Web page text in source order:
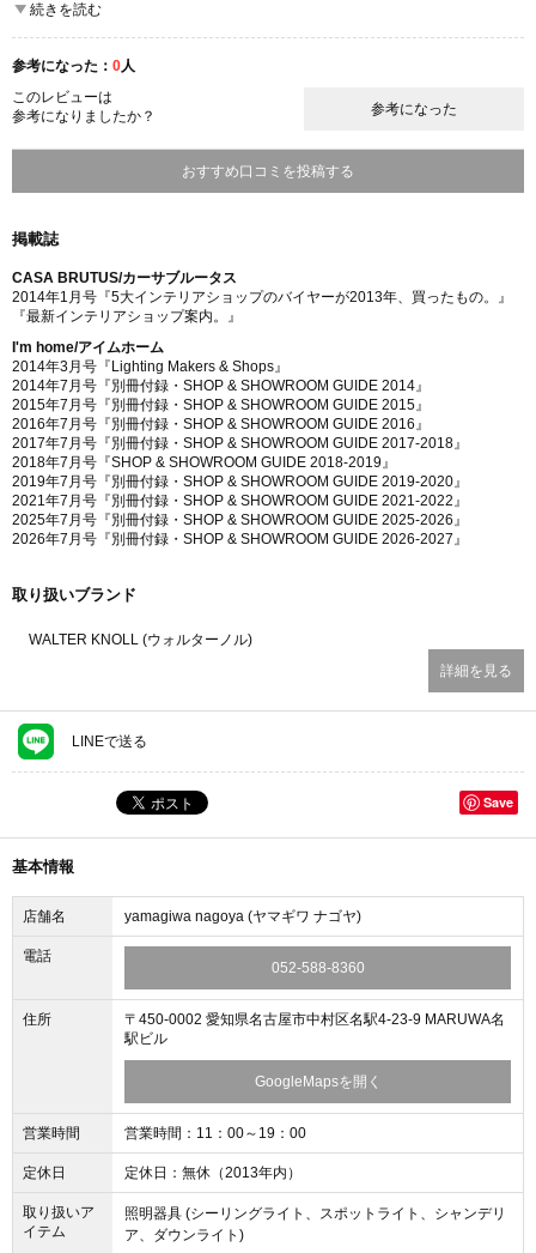
店内はさすが専門店だけあり、高級なものからモダンなものまで様々な
ここが良かった
品揃え
商品の質 雰囲気
続きを読む
参考になった： 0人
このレビューは
参考になりましたか？
参考になった
おすすめ口コミを投稿する
掲載誌
CASA BRUTUS/カーサブルータス
2014年1月号『5大インテリアショップのバイヤーが2013年、買ったもの。』
『最新インテリアショップ案内。』
I'm home/アイムホーム
2014年3月号『Lighting Makers & Shops』
2014年7月号『別冊付録・SHOP & SHOWROOM GUIDE 2014』
2015年7月号『別冊付録・SHOP & SHOWROOM GUIDE 2015』
2016年7月号『別冊付録・SHOP & SHOWROOM GUIDE 2016』
2017年7月号『別冊付録・SHOP & SHOWROOM GUIDE 2017-2018』
2018年7月号『SHOP & SHOWROOM GUIDE 2018-2019』
2019年7月号『別冊付録・SHOP & SHOWROOM GUIDE 2019-2020』
2021年7月号『別冊付録・SHOP & SHOWROOM GUIDE 2021-2022』
2025年7月号『別冊付録・SHOP & SHOWROOM GUIDE 2025-2026』
2026年7月号『別冊付録・SHOP & SHOWROOM GUIDE 2026-2027』
取り扱いブランド
WALTER KNOLL (ウォルターノル)
詳細を見る
LINEで送る
Save
基本情報
店舗名 yamagiwa nagoya (ヤマギワ ナゴヤ)
電話
052-588-8360
住所
〒450-0002 愛知県名古屋市中村区名駅4-23-9 MARUWA名
駅ビル
GoogleMapsを開く
営業時間 営業時間：11：00～19：00
定休日 定休日：無休（2013年内）
取り扱いア
イテム
照明器具 (シーリングライト、スポットライト、シャンデリ
ア、ダウンライト)